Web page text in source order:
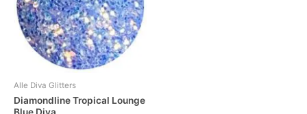
Alle Diva Glitters
Diamondline Tropical Lounge